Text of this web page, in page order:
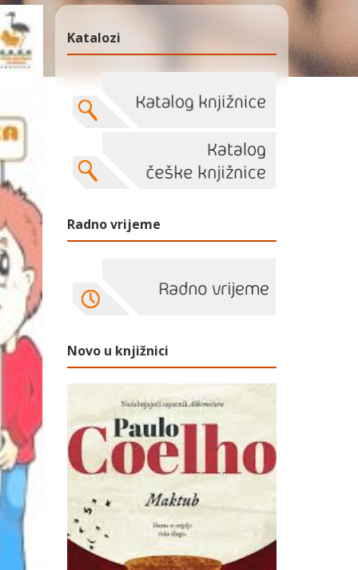
Katalozi
Radno vrijeme
Novo u knjižnici